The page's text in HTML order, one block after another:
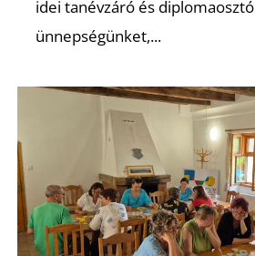
idei tanévzáró és diplomaosztó
ünnepségünket,...